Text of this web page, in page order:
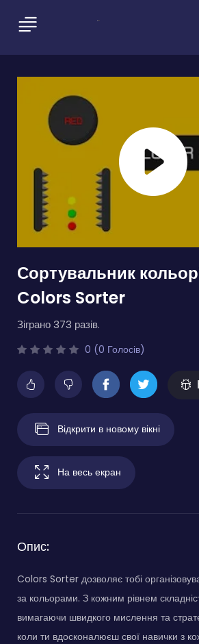
Сортувальник
Colors Sorter
Зіграно 373 разів.
0 (0 Голосів)
Відкрити в новому вікні
На весь екран
Опис:
Colors Sorter дозволяє тобі
за кольорами. З кожним рівнем
вимагаючи швидкого мислення та
коли ти вдосконалюєш свої навички з